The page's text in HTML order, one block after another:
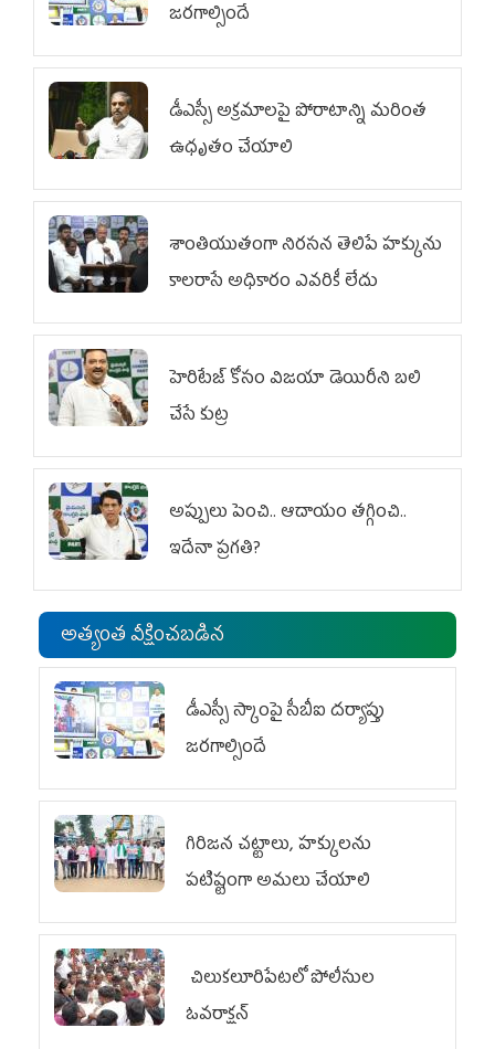
జరగాల్సిందే
డీఎస్సీ అక్రమాలపై పోరాటాన్ని మరింత
ఉధృతం చేయాలి
శాంతియుతంగా నిరసన తెలిపే హక్కును
కాలరాసే అధికారం ఎవరికీ లేదు
హెరిటేజ్ కోసం విజయా డెయిరీని బలి
చేసే కుట్ర‌
అప్పులు పెంచి.. ఆదాయం తగ్గించి..
ఇదేనా ప్రగతి?
అత్యంత వీక్షించబడిన
డీఎస్సీ స్కాంపై సీబీఐ దర్యాప్తు
జరగాల్సిందే
గిరిజన చట్టాలు, హక్కులను
పటిష్టంగా అమలు చేయాలి
చిలుక‌లూరిపేట‌లో పోలీసుల
ఓవ‌రాక్ష‌న్‌